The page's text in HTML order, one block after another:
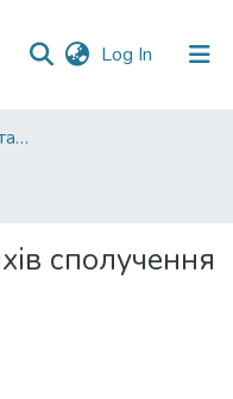
Log In (current)
001. Факультет гуманітарних наук
сполучення